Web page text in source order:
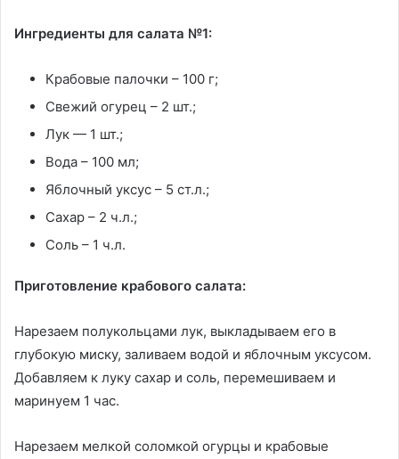
Ингредиенты для салата №1:
Крабовые палочки – 100 г;
Свежий огурец – 2 шт.;
Лук — 1 шт.;
Вода – 100 мл;
Яблочный уксус – 5 ст.л.;
Сахар – 2 ч.л.;
Соль – 1 ч.л.
Приготовление крабового салата:
Нарезаем полукольцами лук, выкладываем его в
глубокую миску, заливаем водой и яблочным уксусом.
Добавляем к луку сахар и соль, перемешиваем и
маринуем 1 час.
Нарезаем мелкой соломкой огурцы и крабовые